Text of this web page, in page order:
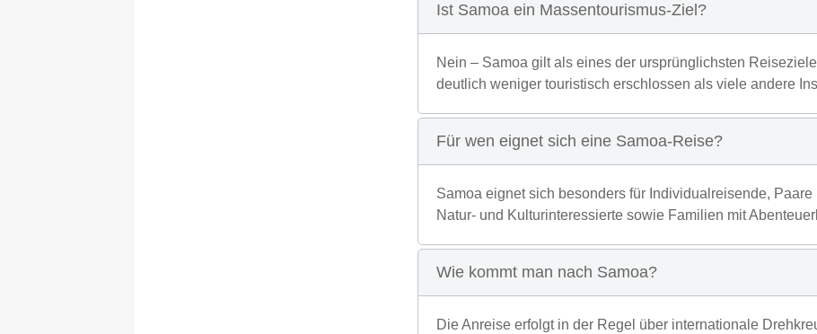
Ist Samoa ein Massentourismus-Ziel?
Nein – Samoa gilt als eines der ursprünglichsten
deutlich weniger touristisch erschlossen als viele andere
Für wen eignet sich eine Samoa-Reise?
Samoa eignet sich besonders für Individualreisende, Paare
Natur- und Kulturinteressierte sowie Familien mit
Wie kommt man nach Samoa?
Die Anreise erfolgt in der Regel über internationale